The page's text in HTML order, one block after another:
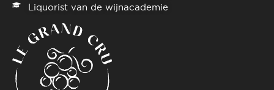
Liquorist van de wijnacademie